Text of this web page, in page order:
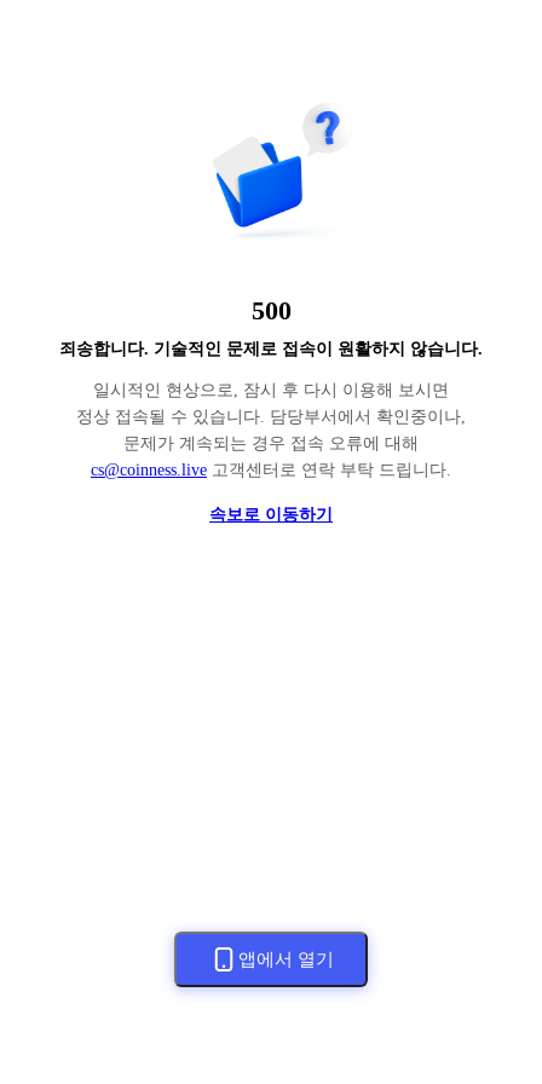
500
죄송합니다. 기술적인 문제로 접속이 원활하지 않습니다.
일시적인 현상으로, 잠시 후 다시 이용해 보시면
정상 접속될 수 있습니다. 담당부서에서 확인중이나,
문제가 계속되는 경우 접속 오류에 대해
cs@coinness.live 고객센터로 연락 부탁 드립니다.
속보로 이동하기
앱에서 열기